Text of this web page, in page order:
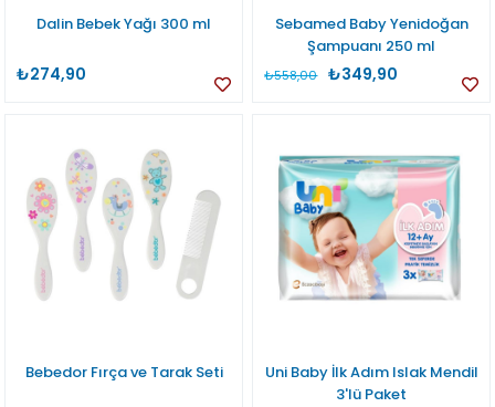
Dalin Bebek Yağı 300 ml
₺274,90
Sebamed Baby Yenidoğan
Şampuanı 250 ml
₺349,90
₺558,00
Bebedor Fırça ve Tarak Seti
Uni Baby İlk Adım Islak Mendil
3'lü Paket